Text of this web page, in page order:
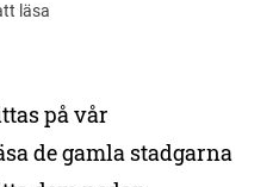
läsa
på vår
de gamla stadgarna